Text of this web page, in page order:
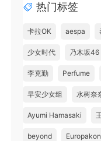
热门标签
卡拉OK aespa
少女时代 乃木坂46
李克勤 Perfume
早安少女组 水树奈
Ayumi Hamasaki
beyond